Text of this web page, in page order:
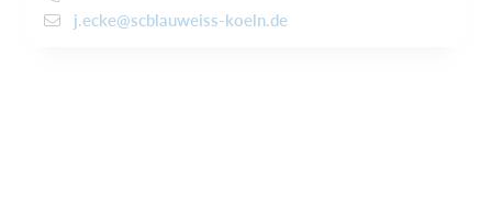
j.ecke@scblauweiss-koeln.de